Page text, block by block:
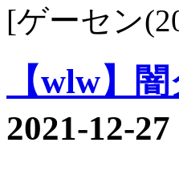
[ゲーセン
【wlw】
2021-12-